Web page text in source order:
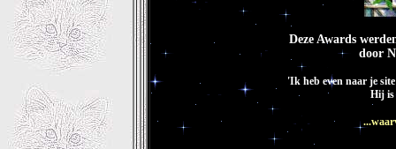
Deze Awards
door
'Ik heb even naar je
Hij is